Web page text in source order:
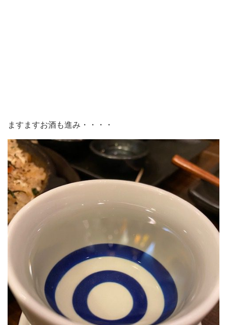
ますますお酒も進み・・・・